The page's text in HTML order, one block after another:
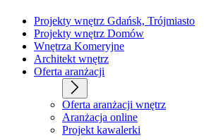
Projekty wnętrz Gdańsk, Trójmiasto
Projekty wnętrz Domów
Wnętrza Komeryjne
Architekt wnętrz
Oferta aranżacji
Oferta aranżacji wnętrz
Aranżacja online
Projekt kawalerki